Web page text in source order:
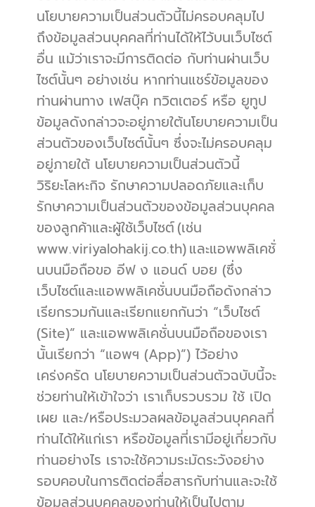
นโยบายความเป็นส่วนตัวนี้ไม่ครอบคลุมไป
ถึงข้อมูลส่วนบุคคลที่ท่านได้ให้ไว้บนเว็บไซต์
อื่น แม้ว่าเราจะมีการติดต่อ กับท่านผ่านเว็บ
ไซต์นั้นๆ อย่างเช่น หากท่านแชร์ข้อมูลของ
ท่านผ่านทาง เฟสบุ๊ค ทวิตเตอร์ หรือ ยูทูป
ข้อมูลดังกล่าวจะอยู่ภายใต้นโยบายความเป็น
ส่วนตัวของเว็บไซต์นั้นๆ ซึ่งจะไม่ครอบคลุม
อยู่ภายใต้ นโยบายความเป็นส่วนตัวนี้
วิริยะโลหะกิจ รักษาความปลอดภัยและเก็บ
รักษาความเป็นส่วนตัวของข้อมูลส่วนบุคคล
ของลูกค้าและผู้ใช้เว็บไซต์ (เช่น
www.viriyalohakij.co.th) และแอพพลิเคชั่
นบนมือถือขอ อีฟ ง แอนด์ บอย (ซึ่ง
เว็บไซต์และแอพพลิเคชั่นบนมือถือดังกล่าว
เรียกรวมกันและเรียกแยกกันว่า “เว็บไซต์
(Site)” และแอพพลิเคชั่นบนมือถือของเรา
นั้นเรียกว่า “แอพฯ (App)”) ไว้อย่าง
เคร่งครัด นโยบายความเป็นส่วนตัวฉบับนี้จะ
ช่วยท่านให้เข้าใจว่า เราเก็บรวบรวม ใช้ เปิด
เผย และ/หรือประมวลผลข้อมูลส่วนบุคคลที่
ท่านได้ให้แก่เรา หรือข้อมูลที่เรามีอยู่เกี่ยวกับ
ท่านอย่างไร เราจะใช้ความระมัดระวังอย่าง
รอบคอบในการติดต่อสื่อสารกับท่านและจะใช้
ข้อมูลส่วนบุคคลของท่านให้เป็นไปตาม